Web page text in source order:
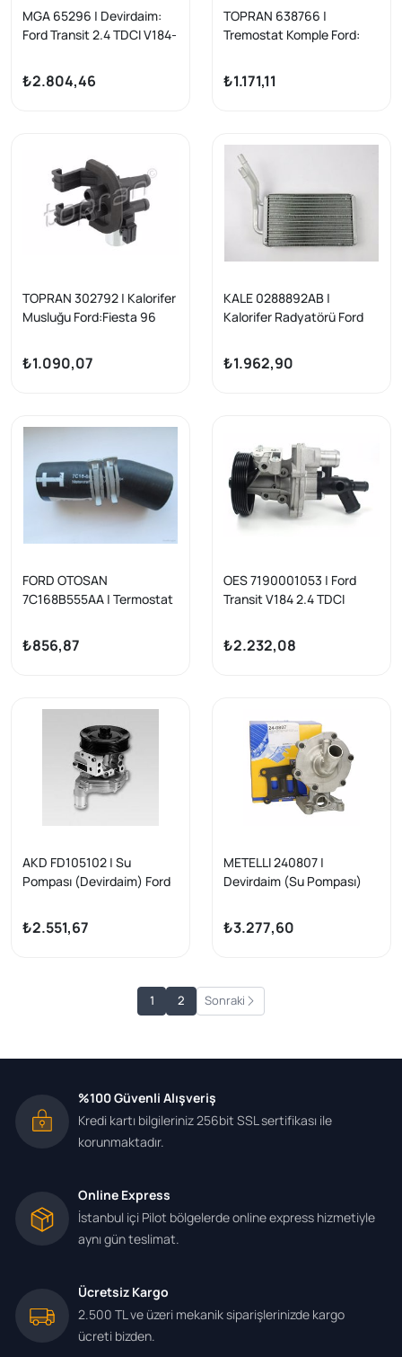
MGA 65296 | Devirdaim:
Ford Transit 2.4 TDCI V184-
₺2.804,46
TOPRAN 638766 |
Tremostat Komple Ford:
₺1.171,11
TOPRAN 302792 | Kalorifer
Musluğu Ford:Fiesta 96
&gt;) ** / Germany**
₺1.090,07
KALE 0288892AB |
Kalorifer Radyatörü Ford
V347 96-06
₺1.962,90
FORD OTOSAN
7C168B555AA | Termostat
Transit V347 2001-2018
₺856,87
OES 7190001053 | Ford
Transit V184 2.4 TDCI
2001-2012
₺2.232,08
AKD FD105102 | Su
Pompası (Devirdaim) Ford
-
₺2.551,67
METELLI 240807 |
Devirdaim (Su Pompası)
Mondeo 2.0 TDCI 00-07
₺3.277,60
1 2 Sonraki
%100 Güvenli Alışveriş
Kredi kartı bilgileriniz 256bit SSL sertifikası ile
korunmaktadır.
Online Express
İstanbul içi Pilot bölgelerde online express hizmetiyle
aynı gün teslimat.
Ücretsiz Kargo
2.500 TL ve üzeri mekanik siparişlerinizde kargo
ücreti bizden.